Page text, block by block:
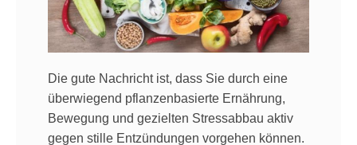
Die gute Nachricht ist, dass Sie durch eine
überwiegend pflanzenbasierte Ernährung,
Bewegung und gezielten Stressabbau aktiv
gegen stille Entzündungen vorgehen können.